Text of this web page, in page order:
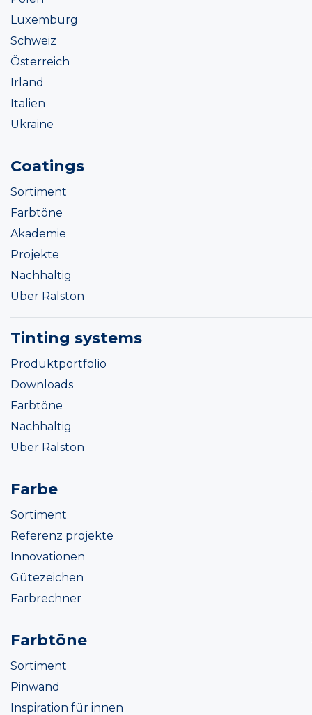
Luxemburg
Schweiz
Österreich
Irland
Italien
Ukraine
Coatings
Sortiment
Farbtöne
Akademie
Projekte
Nachhaltig
Über Ralston
Tinting systems
Produktportfolio
Downloads
Farbtöne
Nachhaltig
Über Ralston
Farbe
Sortiment
Referenz projekte
Innovationen
Gütezeichen
Farbrechner
Farbtöne
Sortiment
Pinwand
Inspiration für innen